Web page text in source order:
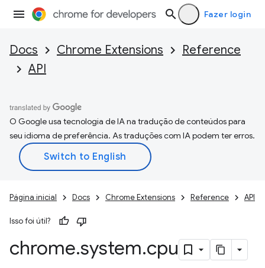
Fazer login
Docs Chrome Extensions
Reference
API
O Google usa tecnologia de IA na tradução de conteúdos para
seu idioma de preferência. As traduções com IA podem ter erros.
Página inicial Docs Chrome Extensions Reference API
Isso foi útil?
chrome.system.cpu